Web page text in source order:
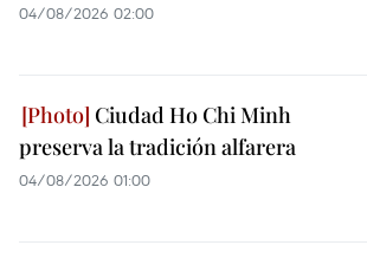
04/08/2026 02:00
Ciudad Ho Chi Minh
preserva la tradición alfarera
04/08/2026 01:00